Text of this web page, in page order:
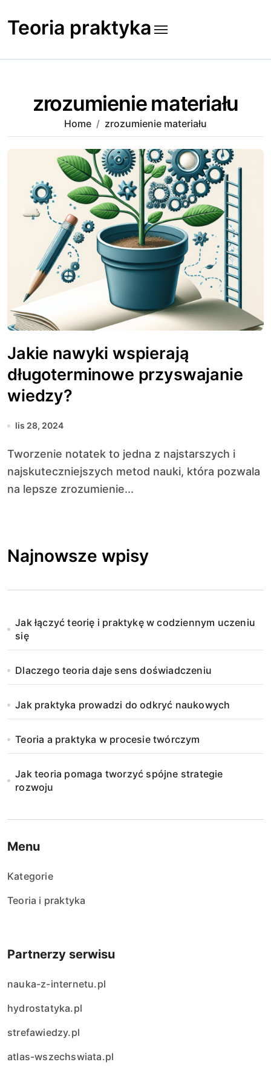
to
content
Teoria praktyka
zrozumienie materiału
Home zrozumienie materiału
Jakie nawyki wspierają
długoterminowe przyswajanie
wiedzy?
lis 28, 2024
Tworzenie notatek to jedna z najstarszych i
najskuteczniejszych metod nauki, która pozwala
na lepsze zrozumienie...
Najnowsze wpisy
Jak łączyć teorię i praktykę w codziennym uczeniu
się
Dlaczego teoria daje sens doświadczeniu
Jak praktyka prowadzi do odkryć naukowych
Teoria a praktyka w procesie twórczym
Jak teoria pomaga tworzyć spójne strategie
rozwoju
Menu
Kategorie
Teoria i praktyka
Partnerzy serwisu
nauka-z-internetu.pl
hydrostatyka.pl
strefawiedzy.pl
atlas-wszechswiata.pl